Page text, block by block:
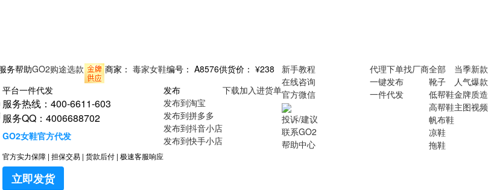
当季新款
人气爆款
金牌质造
主图视频
全部
靴子
低帮鞋
高帮鞋
帆布鞋
凉鞋
拖鞋
找厂商
务
代理下单
一键发布
一件代发
帮助
新手教程
在线咨询
官方微信
投诉/建议
联系GO2
帮助中心
GO2购途选款 商家： 毒家女鞋编号： A8576供货价： ¥238
平台一件代发
服务热线：400-6611-603
服务QQ：4006688702
GO2女鞋官方代发
官方实力保障 | 担保交易 | 货款后付 | 极速客服响应
立即发货
发布
发布到淘宝
发布到拼多多
发布到抖音小店
发布到快手小店
下载加入进货单